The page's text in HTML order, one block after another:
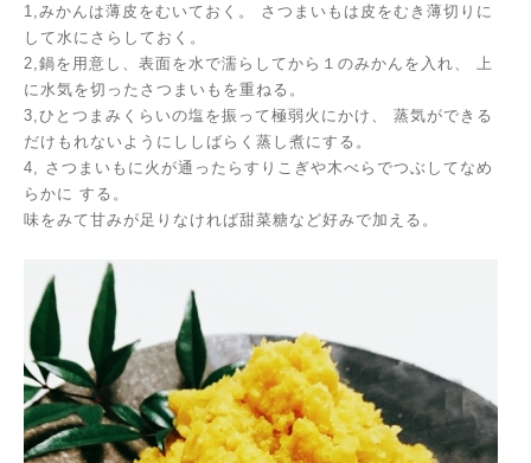
1,みかんは薄皮をむいておく。 さつまいもは皮をむき薄切りに
して水にさらしておく。
2,鍋を用意し、表面を水で濡らしてから１のみかんを入れ、
上
に水気を切ったさつまいもを重ねる。
3,ひとつまみくらいの塩を振って極弱火にかけ、 蒸気ができる
だけもれないようにししばらく蒸し煮にする。
4, さつまいもに火が通ったらすりこぎや木べらでつぶしてなめ
らかに する。
味をみて甘みが足りなければ甜菜糖など好みで加える。